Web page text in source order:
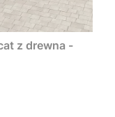
z drewna -